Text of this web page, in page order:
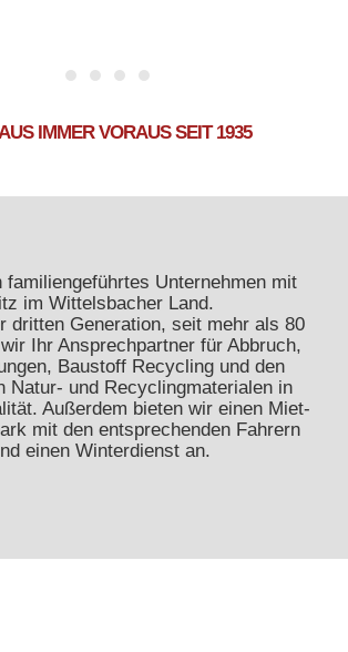
IMMER VORAUS SEIT 1935
familiengeführtes Unternehmen mit
im Wittelsbacher Land.
dritten Generation, seit mehr als 80
Ihr Ansprechpartner für Abbruch,
Baustoff Recycling und den
Natur- und Recyclingmaterialen in
Außerdem bieten wir einen Miet-
mit den entsprechenden Fahrern
einen Winterdienst an.